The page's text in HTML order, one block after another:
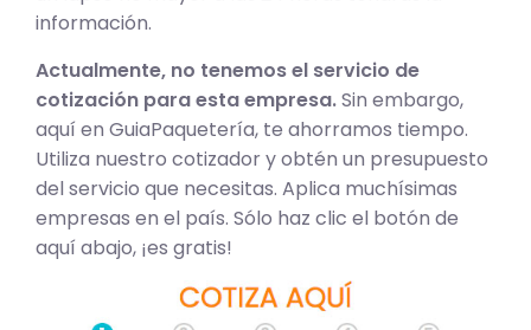
información.
Actualmente, no tenemos el servicio de
cotización para esta empresa.Sin embargo,
aquí en GuiaPaquetería, te ahorramos tiempo.
Utiliza nuestro cotizador y obtén un presupuesto
del servicio que necesitas. Aplica muchísimas
empresas en el país. Sólo haz clic el botón de
aquí abajo, ¡es gratis!